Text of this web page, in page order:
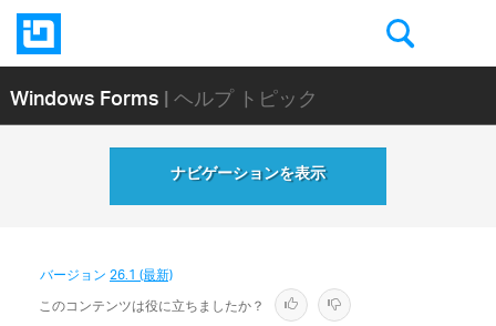
Windows Forms| ヘルプ トピック
ナビゲーションを表示
バージョン26.1 (最新)
このコンテンツは役に立ちましたか？